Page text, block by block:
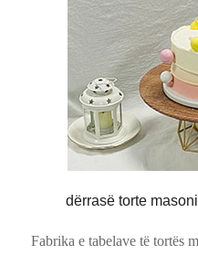
dërrasë torte
Fabrika e tabelave të tortës